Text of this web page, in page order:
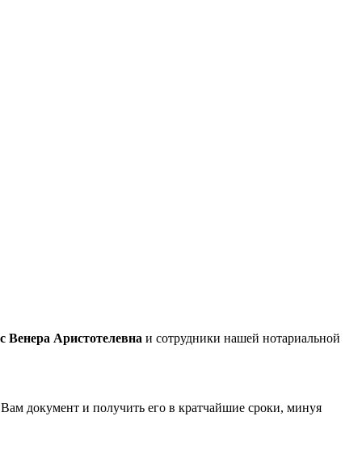
Аристотелевна и сотрудники нашей нотариальной
документ и получить его в кратчайшие сроки, минуя